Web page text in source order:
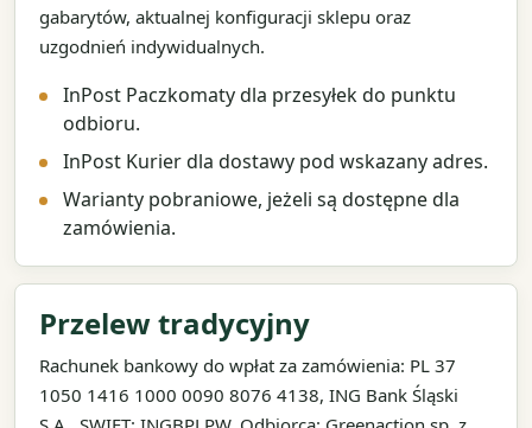
gabarytów, aktualnej konfiguracji sklepu oraz
uzgodnień indywidualnych.
InPost Paczkomaty dla przesyłek do punktu
odbioru.
InPost Kurier dla dostawy pod wskazany adres.
Warianty pobraniowe, jeżeli są dostępne dla
zamówienia.
Przelew tradycyjny
Rachunek bankowy do wpłat za zamówienia: PL 37
1050 1416 1000 0090 8076 4138, ING Bank Śląski